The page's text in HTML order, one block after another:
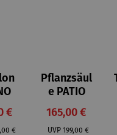
€
Preis:
€
Pflanzsäul
e PATIO
Verkaufspreis:
165,00 €
UVP Regulärer Preis:
199,00 €